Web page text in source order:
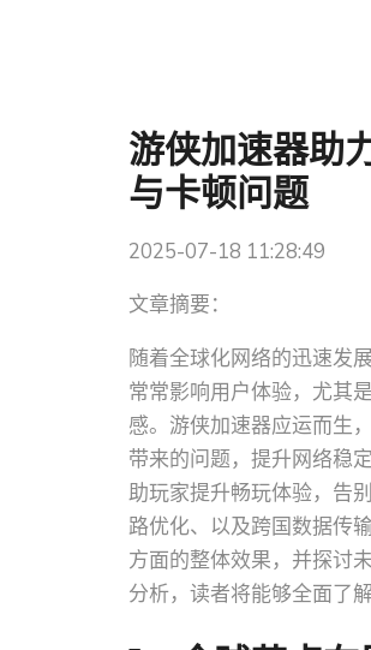
游侠加速器助
与卡顿问题
2025-07-18 11:28:49
文章摘要：
随着全球化网络的迅速发
常常影响用户体验，尤其
感。游侠加速器应运而生
带来的问题，提升网络稳
助玩家提升畅玩体验，告
路优化、以及跨国数据传
方面的整体效果，并探讨
分析，读者将能够全面了